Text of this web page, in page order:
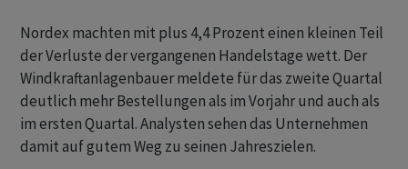
Nordex machten mit plus 4,4 Prozent einen kleinen Teil
der Verluste der vergangenen Handelstage wett. Der
Windkraftanlagenbauer meldete für das zweite Quartal
deutlich mehr Bestellungen als im Vorjahr und auch als
im ersten Quartal. Analysten sehen das Unternehmen
damit auf gutem Weg zu seinen Jahreszielen.